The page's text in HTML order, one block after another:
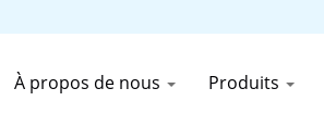
À propos de nous Produits